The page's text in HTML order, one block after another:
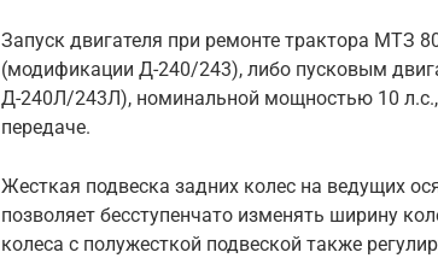
Запуск двигателя при ремонте трактора МТЗ
(модификации Д-240/243), либо пусковым
Д-240Л/243Л), номинальной мощностью 10
передаче.
Жесткая подвеска задних колес на ведущих
позволяет бесступенчато изменять ширину
колеса с полужесткой подвеской также